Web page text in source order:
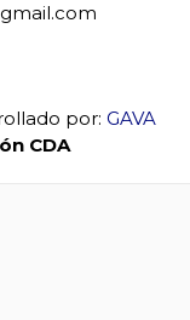
por: GAVA
CDA